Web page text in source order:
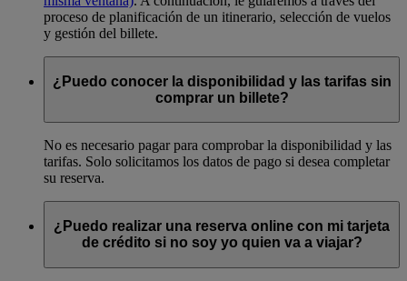
proceso de planificación de un itinerario, selección de vuelos
y gestión del billete.
¿Puedo conocer la disponibilidad y las tarifas sin
comprar un billete?
No es necesario pagar para comprobar la disponibilidad y las
tarifas. Solo solicitamos los datos de pago si desea completar
su reserva.
¿Puedo realizar una reserva online con mi tarjeta
de crédito si no soy yo quien va a viajar?